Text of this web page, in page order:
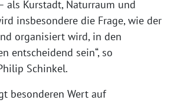
als Kurstadt, Naturraum und
insbesondere die Frage, wie der
organisiert wird, in den
entscheidend sein“, so
Schinkel.
besonderen Wert auf